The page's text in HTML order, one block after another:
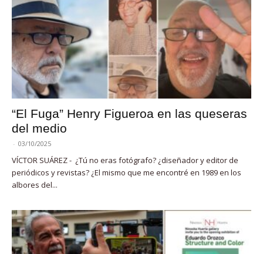
“El Fuga” Henry Figueroa en las queseras
del medio
- 03/10/2025
VÍCTOR SUÁREZ - ¿Tú no eras fotógrafo? ¿diseñador y editor de
periódicos y revistas? ¿El mismo que me encontré en 1989 en los
albores del...